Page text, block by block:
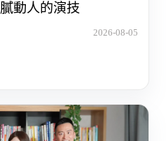
動人的演技
2026-08-05